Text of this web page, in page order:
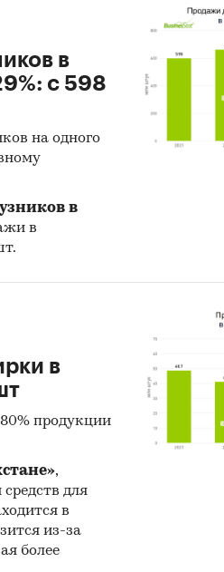
показатели
с объемом выпуска
тыс.т продукции.
поставкам в 2024 г.
казахстанских
в отчете
и тенге
/ Производство
в
с 598
на одного
в
в
в
продукции
,
для
в
из-за
более